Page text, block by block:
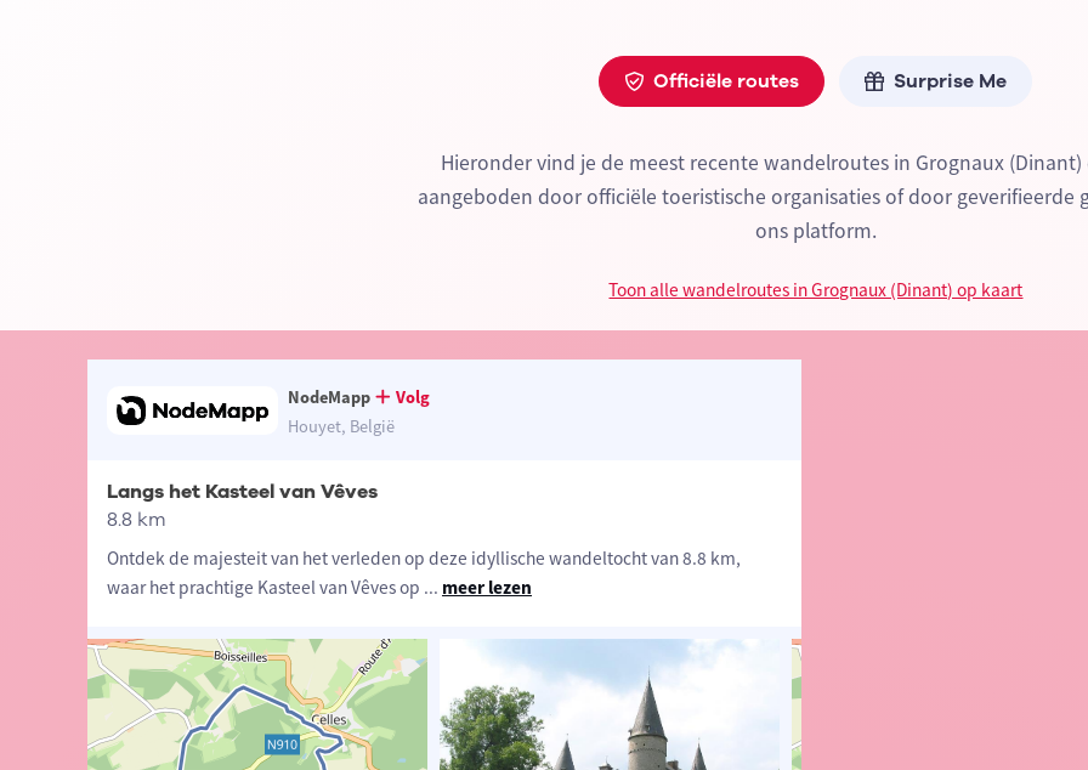
Officiële routes Surprise Me
Hieronder vind je de meest recente wandelroutes in Grognaux
aangeboden door officiële toeristische organisaties of door geverifieerde
ons platform.
Toon alle wandelroutes in Grognaux (Dinant) op kaart
NodeMapp
Volg
Houyet, België
Langs het Kasteel van Vêves
8.8 km
Ontdek de majesteit van het verleden op deze idyllische wandeltocht van 8.8 km,
waar het prachtige Kasteel van Vêves op ... meer lezen